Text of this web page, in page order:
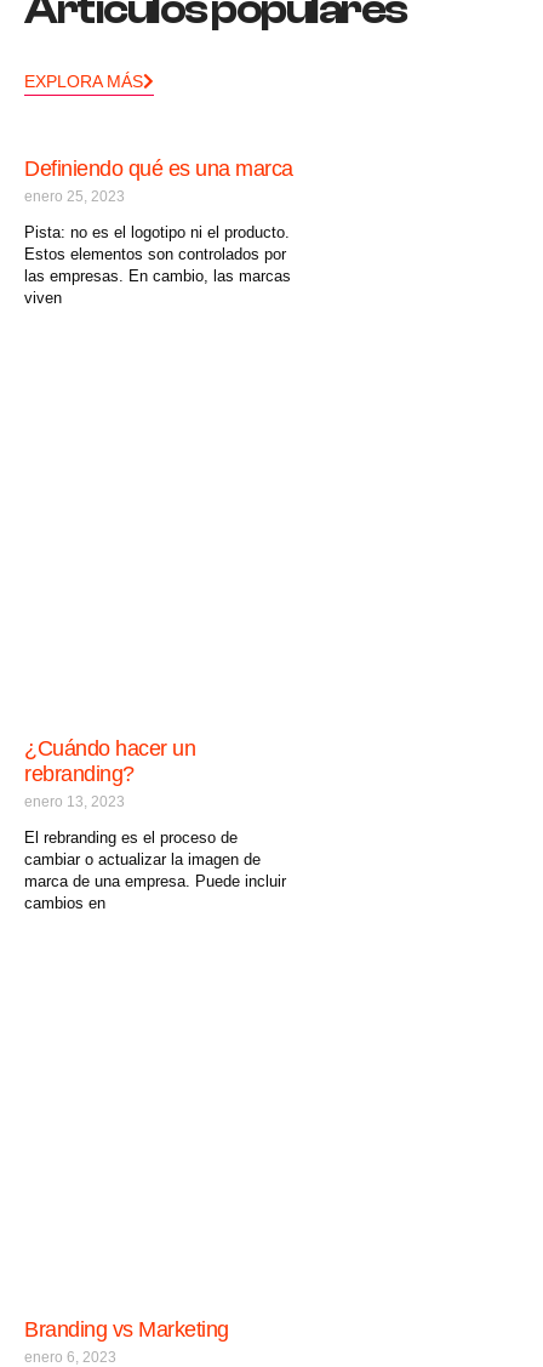
EXPLORA MÁS
Definiendo qué es una marca
enero 25, 2023
Pista: no es el logotipo ni el producto.
Estos elementos son controlados por
las empresas. En cambio, las marcas
viven
¿Cuándo hacer un
rebranding?
enero 13, 2023
El rebranding es el proceso de
cambiar o actualizar la imagen de
marca de una empresa. Puede incluir
cambios en
Branding vs Marketing
enero 6, 2023